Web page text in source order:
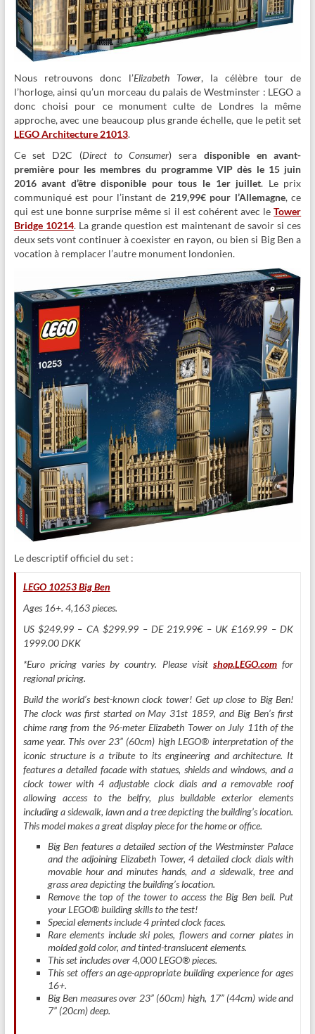
Nous retrouvons donc l’Elizabeth Tower, la célèbre tour de
l’horloge, ainsi qu’un morceau du palais de Westminster : LEGO a
donc choisi pour ce monument culte de Londres la même
approche, avec une beaucoup plus grande échelle, que le petit set
LEGO Architecture 21013.
Ce set D2C (Direct to Consumer) sera disponible en avant-
première pour les membres du programme VIP dès le 15 juin
2016 avant d’être disponible pour tous le 1er juillet. Le prix
communiqué est pour l’instant de 219,99€ pour l’Allemagne, ce
qui est une bonne surprise même si il est cohérent avec leTower
Bridge 10214. La grande question est maintenant de savoir si ces
deux sets vont continuer à coexister en rayon, ou bien si Big Ben a
vocation à remplacer l’autre monument londonien.
Le descriptif officiel du set :
LEGO 10253 Big Ben
Ages 16+. 4,163 pieces.
US $249.99 – CA $299.99 – DE 219.99€ – UK £169.99 – DK
1999.00 DKK
*Euro pricing varies by country. Please visitshop.LEGO.com for
regional pricing.
Build the world’s best-known clock tower! Get up close to Big Ben!
The clock was first started on May 31st 1859, and Big Ben’s first
chime rang from the 96-meter Elizabeth Tower on July 11th of the
same year. This over 23” (60cm) high LEGO® interpretation of the
iconic structure is a tribute to its engineering and architecture. It
features a detailed facade with statues, shields and windows, and a
clock tower with 4 adjustable clock dials and a removable roof
allowing access to the belfry, plus buildable exterior elements
including a sidewalk, lawn and a tree depicting the building’s location.
This model makes a great display piece for the home or office.
Big Ben features a detailed section of the Westminster Palace
and the adjoining Elizabeth Tower, 4 detailed clock dials with
movable hour and minutes hands, and a sidewalk, tree and
grass area depicting the building’s location.
Remove the top of the tower to access the Big Ben bell. Put
your LEGO® building skills to the test!
Special elements include 4 printed clock faces.
Rare elements include ski poles, flowers and corner plates in
molded gold color, and tinted-translucent elements.
This set includes over 4,000 LEGO® pieces.
This set offers an age-appropriate building experience for ages
16+.
Big Ben measures over 23” (60cm) high, 17” (44cm) wide and
7” (20cm) deep.